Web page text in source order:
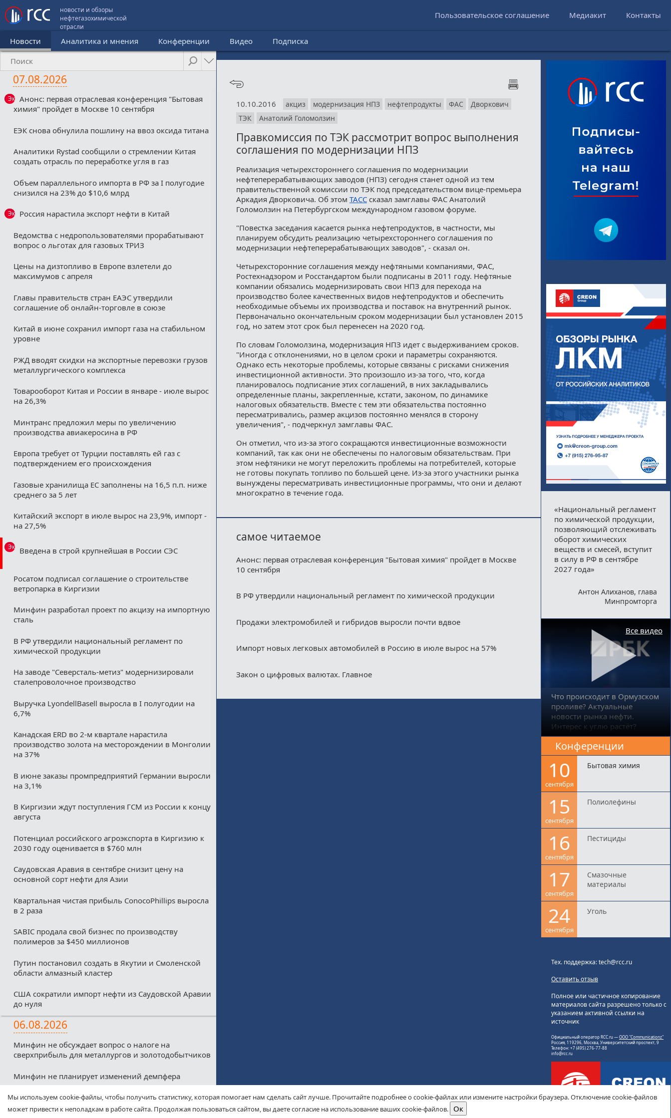
новости и обзоры
нефтегазохимической
отрасли
Пользовательское соглашение Медиакит Контакты
Новости Аналитика и мнения Конференции Видео Подписка
07.08.2026
Эксклюзив
Анонс: первая отраслевая конференция "Бытовая
химия" пройдет в Москве 10 сентября
ЕЭК снова обнулила пошлину на ввоз оксида титана
Аналитики Rystad сообщили о стремлении Китая
создать отрасль по переработке угля в газ
Объем параллельного импорта в РФ за I полугодие
снизился на 23% до $10,6 млрд
Эксклюзив
Россия нарастила экспорт нефти в Китай
Ведомства с недропользователями прорабатывают
вопрос о льготах для газовых ТРИЗ
Цены на дизтопливо в Европе взлетели до
максимумов с апреля
Главы правительств стран ЕАЭС утвердили
соглашение об онлайн-торговле в союзе
Китай в июне сохранил импорт газа на стабильном
уровне
РЖД вводят скидки на экспортные перевозки грузов
металлургического комплекса
Товарооборот Китая и России в январе - июле вырос
на 26,3%
Минтранс предложил меры по увеличению
производства авиакеросина в РФ
Европа требует от Турции поставлять ей газ с
подтверждением его происхождения
Газовые хранилища ЕС заполнены на 16,5 п.п. ниже
среднего за 5 лет
Китайский экспорт в июле вырос на 23,9%, импорт -
на 27,5%
Эксклюзив
Введена в строй крупнейшая в России СЭС
Росатом подписал соглашение о строительстве
ветропарка в Киргизии
Минфин разработал проект по акцизу на импортную
сталь
В РФ утвердили национальный регламент по
химической продукции
На заводе "Северсталь-метиз" модернизировали
сталепроволочное производство
Выручка LyondellBasell выросла в I полугодии на
6,7%
Канадская ERD во 2-м квартале нарастила
производство золота на месторождении в Монголии
на 37%
В июне заказы промпредприятий Германии выросли
на 3,1%
В Киргизии ждут поступления ГСМ из России к концу
августа
Потенциал российского агроэкспорта в Киргизию к
2030 году оценивается в $760 млн
Саудовская Аравия в сентябре снизит цену на
основной сорт нефти для Азии
Квартальная чистая прибыль ConocoPhillips выросла
в 2 раза
SABIC продала свой бизнес по производству
полимеров за $450 миллионов
Путин постановил создать в Якутии и Смоленской
области алмазный кластер
США сократили импорт нефти из Саудовской Аравии
до нуля
06.08.2026
Минфин не обсуждает вопрос о налоге на
сверхприбыль для металлургов и золотодобытчиков
Минфин не планирует изменений демпфера
Минфин против любых налоговых льгот для малых
нефтекомпаний из-за дефицитного бюджета
10.10.2016 акциз модернизация НПЗ нефтепродукты ФАС
Дворкович
ТЭК
Анатолий Голомолзин
Правкомиссия по ТЭК рассмотрит вопрос выполнения
соглашения по модернизации НПЗ
Реализация четырехстороннего соглашения по модернизации
нефтеперерабатывающих заводов (НПЗ) сегодня станет одной из тем
правительственной комиссии по ТЭК под председательством вице-премьера
Аркадия Дворковича. Об этом ТАССсказал замглавы ФАС Анатолий
Голомолзин на Петербургском международном газовом форуме.
"Повестка заседания касается рынка нефтепродуктов, в частности, мы
планируем обсудить реализацию четырехстороннего соглашения по
модернизации нефтеперерабатывающих заводов", - сказал он.
Четырехсторонние соглашения между нефтяными компаниями, ФАС,
Ростехнадзором и Росстандартом были подписаны в 2011 году. Нефтяные
компании обязались модернизировать свои НПЗ для перехода на
производство более качественных видов нефтепродуктов и обеспечить
необходимые объемы их производства и поставок на внутренний рынок.
Первоначально окончательным сроком модернизации был установлен 2015
год, но затем этот срок был перенесен на 2020 год.
По словам Голомолзина, модернизация НПЗ идет с выдерживанием сроков.
"Иногда с отклонениями, но в целом сроки и параметры сохраняются.
Однако есть некоторые проблемы, которые связаны с рисками снижения
инвестиционной активности. Это произошло из-за того, что, когда
планировалось подписание этих соглашений, в них закладывались
определенные планы, закрепленные, кстати, законом, по динамике
налоговых обязательств. Вместе с тем эти обязательства постоянно
пересматривались, размер акцизов постоянно менялся в сторону
увеличения", - подчеркнул замглавы ФАС.
Он отметил, что из-за этого сокращаются инвестиционные возможности
компаний, так как они не обеспечены по налоговым обязательствам. При
этом нефтяники не могут переложить проблемы на потребителей, которые
не готовы покупать топливо по большей цене. Из-за этого участники рынка
вынуждены пересматривать инвестиционные программы, что они и делают
многократно в течение года.
самое читаемое
Анонс: первая отраслевая конференция "Бытовая химия" пройдет в Москве
10 сентября
В РФ утвердили национальный регламент по химической продукции
Продажи электромобилей и гибридов выросли почти вдвое
Импорт новых легковых автомобилей в Россию в июле вырос на 57%
Закон о цифровых валютах. Главное
«Национальный регламент
по химической продукции,
позволяющий отслеживать
оборот химических
веществ и смесей, вступит
в силу в РФ в сентябре
2027 года»
Антон Алиханов, глава
Минпромторга
Что происходит в Ормузском
проливе? Актуальные
новости рынка нефти.
Интерес к углю растёт?
Все видео
Конференции
10
сентября
Бытовая химия
15
сентября
Полиолефины
16
сентября
Пестициды
17
сентября
Смазочные
материалы
24
сентября
Уголь
Тех. поддержка: tech@rcc.ru
Оставить отзыв
Полное или частичное копирование
материалов сайта разрешено только с
указанием активной ссылки на
источник
Официальный оператор RCC.ru —ООО "Communicationz"
Россия, 119296, Москва, Университетский проспект, 9
Телефон: +7 (495) 276-77-88
info@rcc.ru
Мы используем cookie-файлы, чтобы получить статистику, которая помогает нам сделать сайт лучше. Прочитайте подробнее о cookie-файлах или измените настройки браузера. Отключение cookie-файлов
может привести к неполадкам в работе сайта. Продолжая пользоваться сайтом, вы даете согласие на использование ваших cookie-файлов.